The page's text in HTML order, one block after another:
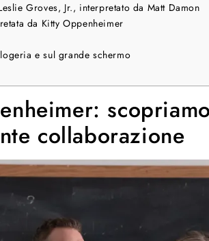
Groves, Jr., interpretato da Matt Damon
da Kitty Oppenheimer
e sul grande schermo
collaborazione